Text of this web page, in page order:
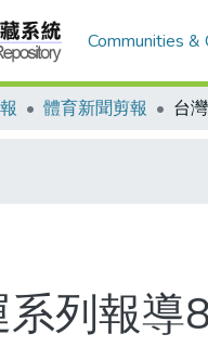
Communities &
體育新聞剪報
列報導